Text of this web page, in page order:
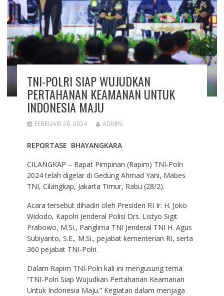
TNI-POLRI SIAP WUJUDKAN
PERTAHANAN KEAMANAN UNTUK
INDONESIA MAJU
FEBRUARI 28, 2024 ADMIN
REPORTASE BHAYANGKARA
CILANGKAP – Rapat Pimpinan (Rapim) TNI-Polri
2024 telah digelar di Gedung Ahmad Yani, Mabes
TNI, Cilangkap, Jakarta Timur, Rabu (28/2).
Acara tersebut dihadiri oleh Presiden RI Ir. H. Joko
Widodo, Kapolri Jenderal Polisi Drs. Listyo Sigit
Prabowo, M.Si., Panglima TNI Jenderal TNI H. Agus
Subiyanto, S.E., M.Si., pejabat kementerian RI, serta
360 pejabat TNI-Polri.
Dalam Rapim TNI-Polri kali ini mengusung tema
“TNI-Polri Siap Wujudkan Pertahanan Keamanan
Untuk Indonesia Maju.” Kegiatan dalam menjaga